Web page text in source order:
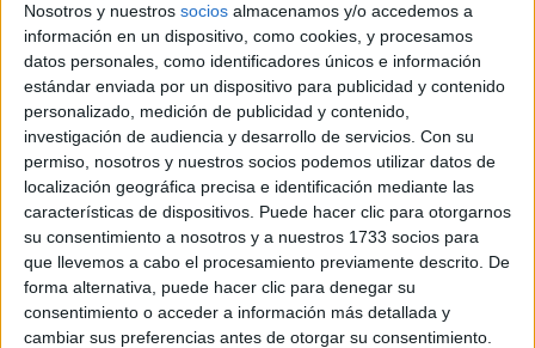
Nosotros y nuestros socios almacenamos y/o accedemos a
información en un dispositivo, como cookies, y procesamos
datos personales, como identificadores únicos e información
estándar enviada por un dispositivo para publicidad y contenido
personalizado, medición de publicidad y contenido,
investigación de audiencia y desarrollo de servicios. Con su
permiso, nosotros y nuestros socios podemos utilizar datos de
localización geográfica precisa e identificación mediante las
características de dispositivos. Puede hacer clic para otorgarnos
su consentimiento a nosotros y a nuestros 1733 socios para
que llevemos a cabo el procesamiento previamente descrito. De
forma alternativa, puede hacer clic para denegar su
consentimiento o acceder a información más detallada y
cambiar sus preferencias antes de otorgar su consentimiento.
Comunidad:
Andalucía
Año del examen:
2013
Mes de examen:
Septiembre
Asignatura:
Técnicas de Expresión Gráfico Plástica
Fichero Examen:
ex-men-selectividad-t-cnicas-expresi-n-gr-fico-pl-stica-andaluc-
2013-septiembre.pdf